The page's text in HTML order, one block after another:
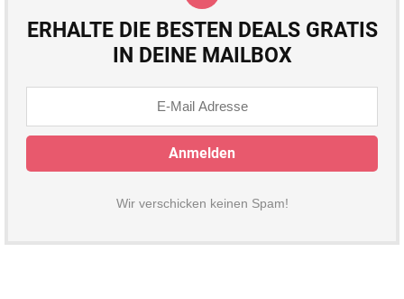
ERHALTE DIE BESTEN DEALS GRATIS
IN DEINE MAILBOX
Wir verschicken keinen Spam!